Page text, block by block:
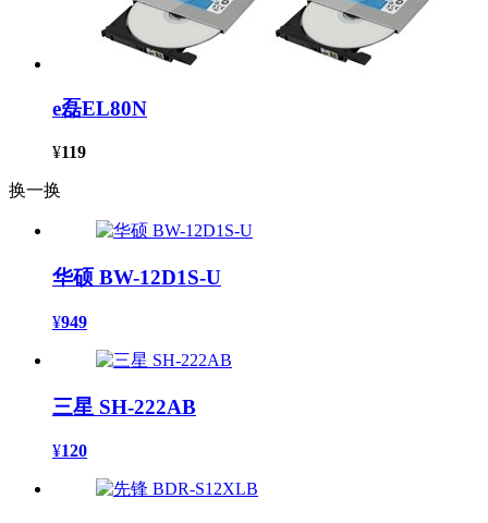
e磊EL80N
¥119
换一换
华硕 BW-12D1S-U
¥949
三星 SH-222AB
¥120